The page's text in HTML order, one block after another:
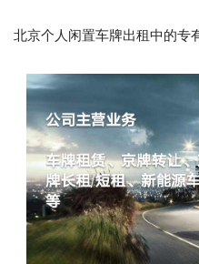
北京个人闲置车牌出租中的专